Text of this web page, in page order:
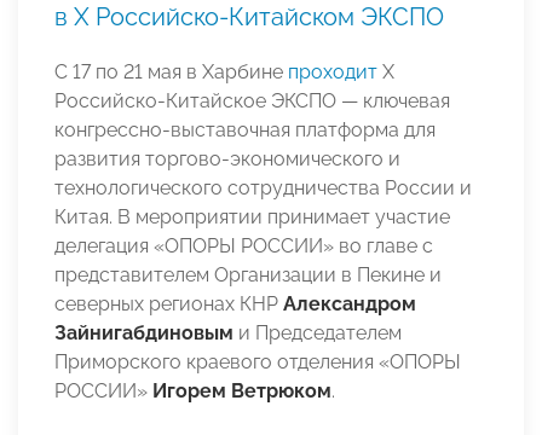
в Х Российско‑Китайском ЭКСПО
С 17 по 21 мая в Харбине проходит Х
Российско‑Китайское ЭКСПО — ключевая
конгрессно‑выставочная платформа для
развития торгово‑экономического и
технологического сотрудничества России и
Китая. В мероприятии принимает участие
делегация «ОПОРЫ РОССИИ» во главе с
представителем Организации в Пекине и
северных регионах КНР Александром
Зайнигабдиновым и Председателем
Приморского краевого отделения «ОПОРЫ
РОССИИ» Игорем Ветрюком.